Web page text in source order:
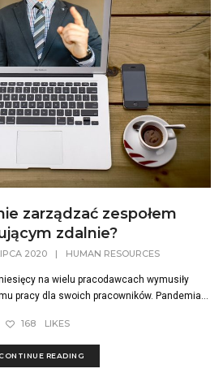
zarządzać zespołem
zdalnie?
2020 | HUMAN RESOURCES
na wielu pracodawcach wymusiły
pracy dla swoich pracowników. Pandemia...
168 LIKES
CONTINUE READING